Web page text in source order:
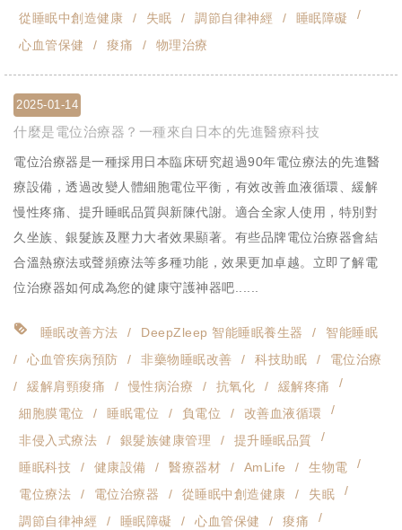
從睡眠中創造健康
失眠 調節自律神經
睡眠障礙
心血管保健
痠痛 物理治療
2025-01-14
什麼是電位治療器？一種來自日本的先進醫療科技
電位治療器是一種採用日本臨床研究超過90年電位療法的先進醫
療設備，透過改變人體細胞電位平衡，有效改善血液循環、緩解
慢性疼痛、提升睡眠品質與新陳代謝。適合全家人使用，特別對
久坐族、銀髮族及壓力大者效果顯著。有些品牌電位治療器會結
合溫熱療法或聲頻療法等多種功能，效果更加卓越。立即了解電
位治療器如何成為您的健康守護神器吧......
睡眠改善方法 DeepZleep 智能睡眠養生器
智能睡眠
心血管疾病預防
非藥物睡眠改善 科技助眠
電位治療
緩解肩頸痠痛
慢性病治療 抗氧化
緩解疼痛
細胞膜電位
睡眠電位 負電位
改善血液循環
非侵入式療法
銀髮族健康管理
提升睡眠品質
睡眠科技
健康設備 醫療器材 AmLife
生物電
電位療法
電位治療器 從睡眠中創造健康
失眠
調節自律神經
睡眠障礙 心血管保健
痠痛